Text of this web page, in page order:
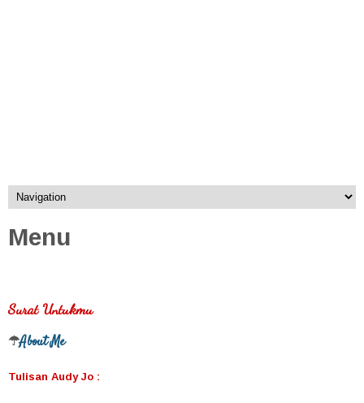
Menu
Surat Untukmu
☂About Me
Tulisan Audy Jo :